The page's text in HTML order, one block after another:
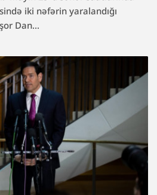
iki nəfərin yaralandığı
Dan...